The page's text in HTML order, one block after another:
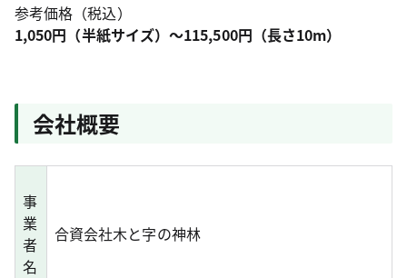
参考価格（税込）
1,050円（半紙サイズ）～115,500円（長さ10m）
会社概要
事
業
者
名
合資会社木と字の神林